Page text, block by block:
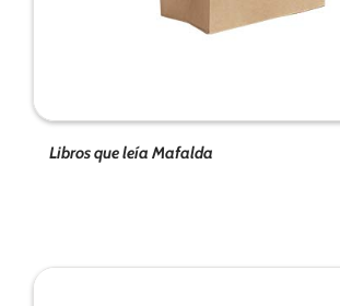
Libros que leía Mafalda